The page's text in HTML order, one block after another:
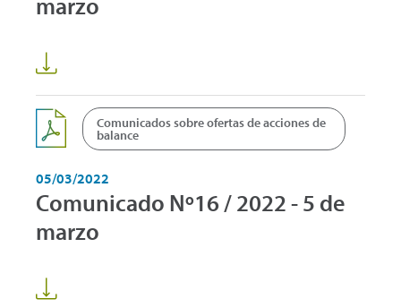
Comunicados sobre ofertas de acciones de
balance
05/03/2022
Comunicado Nº16 / 2022 - 5 de
marzo